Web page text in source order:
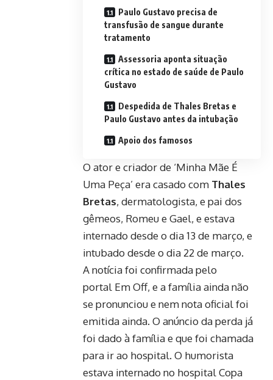
Paulo Gustavo precisa de
transfusão de sangue durante
tratamento
Assessoria aponta situação
crítica no estado de saúde de Paulo
Gustavo
Despedida de Thales Bretas e
Paulo Gustavo antes da intubação
Apoio dos famosos
O ator e criador de ‘Minha Mãe É
Uma Peça’ era casado com Thales
Bretas, dermatologista, e pai dos
gêmeos, Romeu e Gael, e estava
internado desde o dia 13 de março, e
intubado desde o dia 22 de março.
A notícia foi confirmada pelo
portal Em Off, e a família ainda não
se pronunciou e nem nota oficial foi
emitida ainda. O anúncio da perda já
foi dado à família e que foi chamada
para ir ao hospital. O humorista
estava internado no hospital Copa